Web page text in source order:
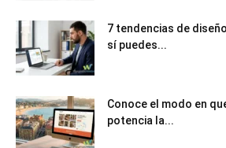
7 tendencias de
sí puedes...
Conoce el modo en
potencia la...